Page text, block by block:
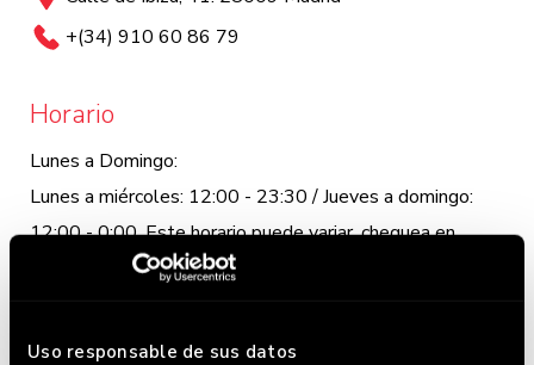
Uso responsable de sus datos
+(34) 910 60 86 79
Horario
Lunes a Domingo:
Lunes a miércoles: 12:00 - 23:30 / Jueves a domingo:
12:00 - 0:00. Este horario puede variar, chequea en
Google donde siempre lo tenemos actualizado.